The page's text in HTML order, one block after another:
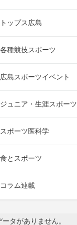
トップス広島
各種競技スポーツ
広島スポーツイベント
ジュニア・生涯スポーツ
スポーツ医科学
食とスポーツ
コラム連載
タがありません。